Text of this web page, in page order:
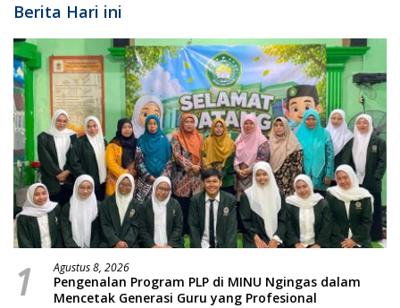
Berita Hari ini
1 Agustus 8, 2026
Pengenalan Program PLP di MINU Ngingas dalam
Mencetak Generasi Guru yang Profesional